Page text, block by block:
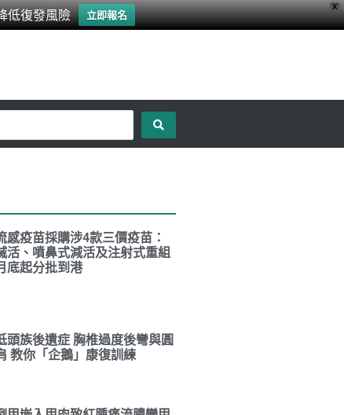
X
低復發風險 立即報名
感疫苗採購涉4款三價疫苗：
活、噴鼻式減活及注射式重組
底起分批到港
頭族後遺症 胸椎過度後彎與圓
教你「企鵝」康復訓練